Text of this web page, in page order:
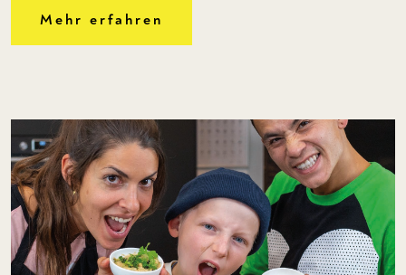
Mehr erfahren